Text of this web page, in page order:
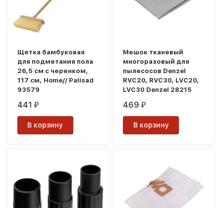
Щетка бамбуковая
для подметания пола
26,5 см с черенком,
117 см, Home// Palisad
93579
441₽
В корзину
Мешок тканевый
многоразовый для
пылесосов Denzel
RVC20, RVC30, LVC20,
LVC30 Denzel 28215
469₽
В корзину